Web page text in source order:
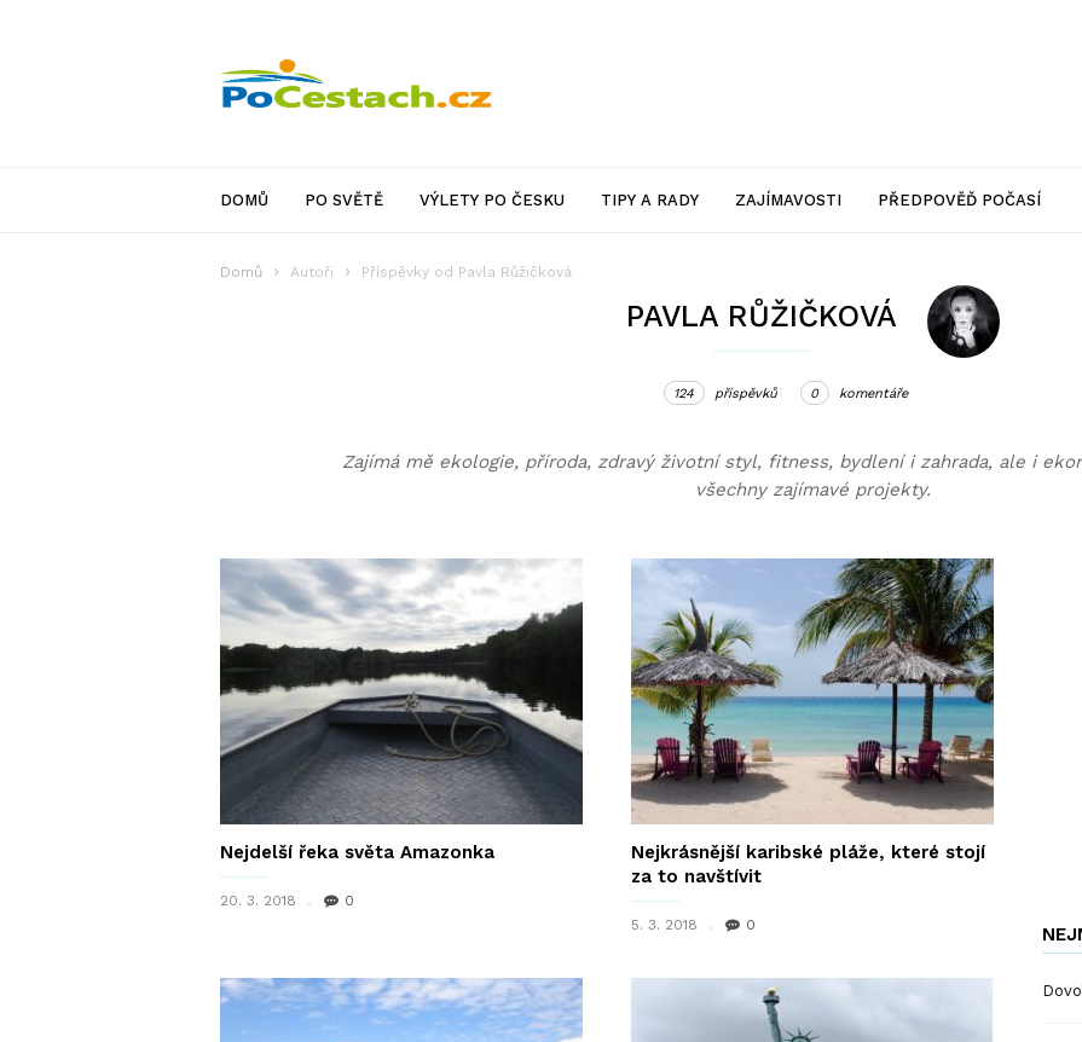
DOMŮ PO SVĚTĚ VÝLETY PO ČESKU TIPY A RADY ZAJÍMAVOSTI PŘEDPOVĚĎ POČASÍ
Domů Autoři Příspěvky od Pavla Růžičková
PAVLA RŮŽIČKOVÁ
124 příspěvků 0 komentáře
Zajímá mě ekologie, příroda, zdravý životní styl, fitness, bydlení i zahrada, ale i
všechny zajímavé projekty.
Nejdelší řeka světa Amazonka
20. 3. 2018 0
Nejkrásnější karibské pláže, které stojí
za to navštívit
5. 3. 2018 0